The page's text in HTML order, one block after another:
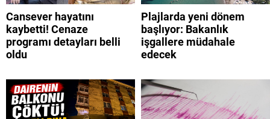
Cansever hayatını
kaybetti! Cenaze
programı detayları belli
oldu
Plajlarda yeni dönem
başlıyor: Bakanlık
işgallere müdahale
edecek